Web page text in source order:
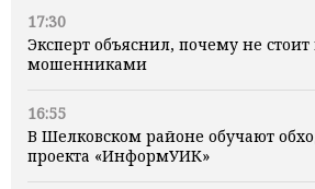
17:30
Эксперт объяснил, почему не
мошенниками
16:55
В Шелковском районе обучают
проекта «ИнформУИК»